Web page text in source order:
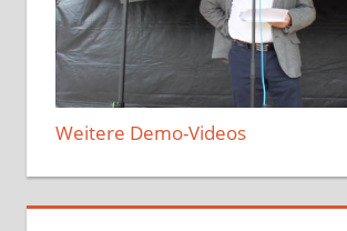
Weitere Demo-Videos